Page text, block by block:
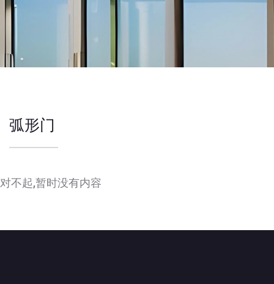
弧形门
对不起,暂时没有内容